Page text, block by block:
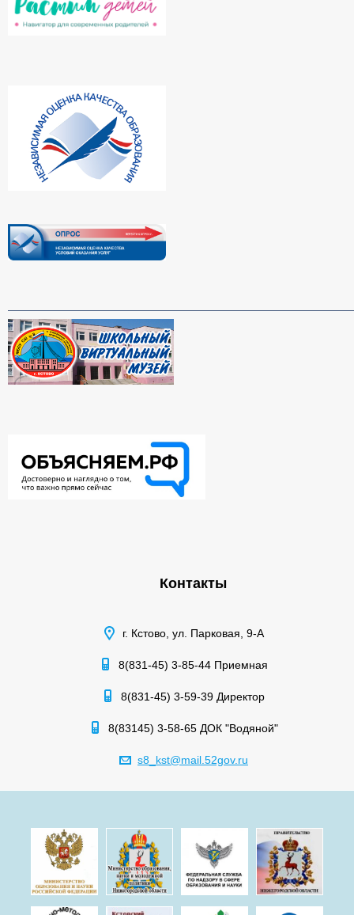
Контакты
г. Кстово, ул. Парковая, 9-А
8(831-45) 3-85-44 Приемная
8(831-45) 3-59-39 Директор
8(83145) 3-58-65 ДОК "Водяной"
s8_kst@mail.52gov.ru